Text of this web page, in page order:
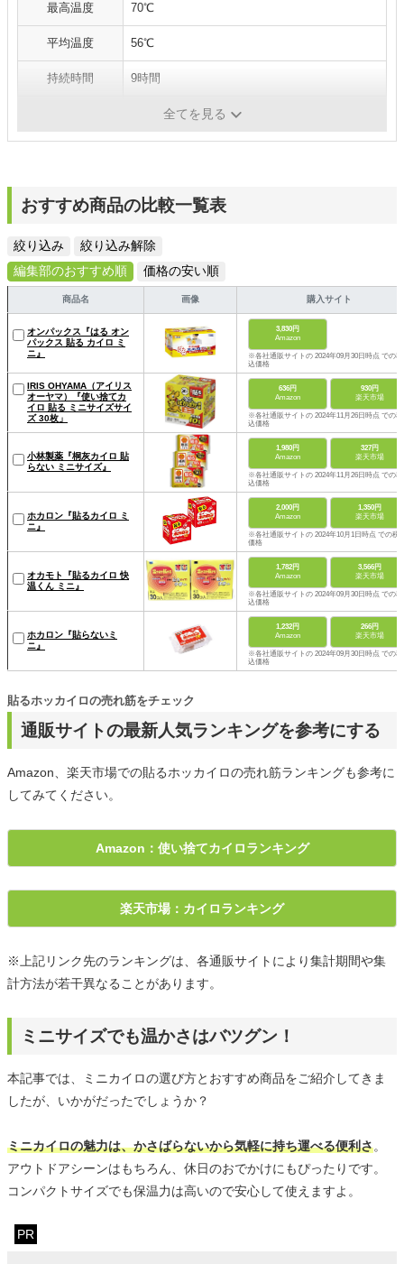
最高温度 70℃
平均温度 56℃
持続時間 9時間
全てを見る
おすすめ商品の比較一覧表
絞り込み
絞り込み解除
編集部のおすすめ順
価格の安い順
商品名 画像 購入サイト
オンパックス『はる オン
パックス 貼る カイロ ミ
ニ』
3,830円
Amazon
※各社通販サイトの 2024年09月30日時点 での税
込価格
IRIS OHYAMA（アイリス
オーヤマ）『使い捨てカ
イロ 貼る ミニサイズサイ
ズ 30枚」
636円
Amazon
930円
楽天市場
※各社通販サイトの 2024年11月26日時点 での税
込価格
小林製薬『桐灰カイロ 貼
らない ミニサイズ』
1,980円
Amazon
327円
楽天市場
※各社通販サイトの 2024年11月26日時点 での税
込価格
ホカロン『貼るカイロ ミ
ニ』
2,000円
Amazon
1,350円
楽天市場
※各社通販サイトの 2024年10月1日時点 での税
価格
オカモト『貼るカイロ 快
温くん ミニ』
1,782円
Amazon
3,566円
楽天市場
※各社通販サイトの 2024年09月30日時点 での税
込価格
ホカロン『貼らないミ
ニ』
1,232円
Amazon
266円
楽天市場
※各社通販サイトの 2024年09月30日時点 での税
込価格
通販サイトの最新人気ランキングを参考にする
貼るホッカイロの売れ筋をチェック
Amazon、楽天市場での貼るホッカイロの売れ筋ランキングも参考に
してみてください。
Amazon：使い捨てカイロランキング
楽天市場：カイロランキング
※上記リンク先のランキングは、各通販サイトにより集計期間や集
計方法が若干異なることがあります。
ミニサイズでも温かさはバツグン！
本記事では、ミニカイロの選び方とおすすめ商品をご紹介してきま
したが、いかがだったでしょうか？
ミニカイロの魅力は、かさばらないから気軽に持ち運べる便利さ。
アウトドアシーンはもちろん、休日のおでかけにもぴったりです。
コンパクトサイズでも保温力は高いので安心して使えますよ。
PR